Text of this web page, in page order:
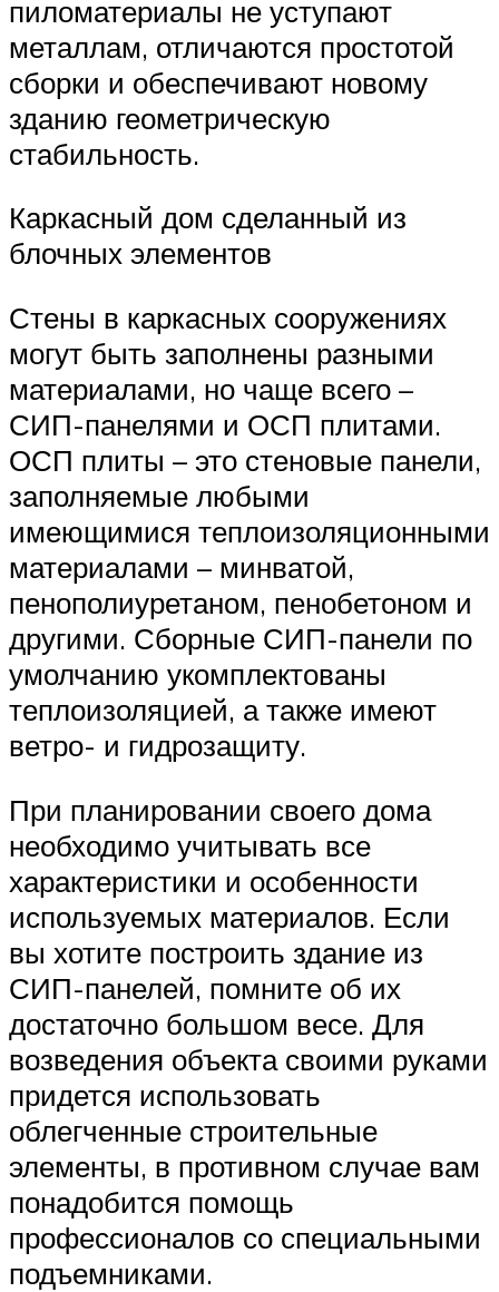
пиломатериалы не уступают
металлам, отличаются простотой
сборки и обеспечивают новому
зданию геометрическую
стабильность.
Каркасный дом сделанный из
блочных элементов
Стены в каркасных сооружениях
могут быть заполнены разными
материалами, но чаще всего –
СИП-панелями и ОСП плитами.
ОСП плиты – это стеновые панели,
заполняемые любыми
имеющимися теплоизоляционными
материалами – минватой,
пенополиуретаном, пенобетоном и
другими. Сборные СИП-панели по
умолчанию укомплектованы
теплоизоляцией, а также имеют
ветро- и гидрозащиту.
При планировании своего дома
необходимо учитывать все
характеристики и особенности
используемых материалов. Если
вы хотите построить здание из
СИП-панелей, помните об их
достаточно большом весе. Для
возведения объекта своими руками
придется использовать
облегченные строительные
элементы, в противном случае вам
понадобится помощь
профессионалов со специальными
подъемниками.